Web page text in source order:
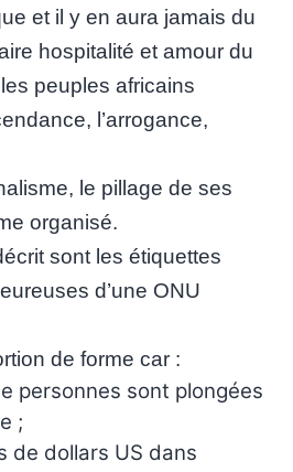
et il y en aura jamais du
hospitalité et amour du
peuples africains
l’arrogance,
le pillage de ses
organisé.
sont les étiquettes
d’une ONU
de forme car :
personnes sont plongées
;
de dollars US dans